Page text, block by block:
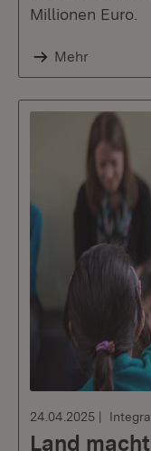
Millionen Euro.
Mehr
24.04.2025
Land